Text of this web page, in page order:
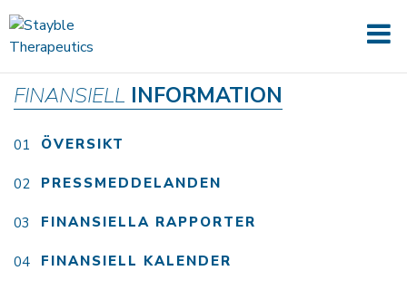
FINANSIELL INFORMATION
ÖVERSIKT
PRESSMEDDELANDEN
FINANSIELLA RAPPORTER
FINANSIELL KALENDER